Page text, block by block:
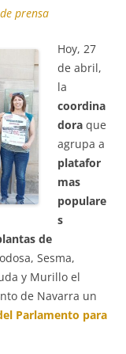
prensa
Hoy, 27
de abril,
la
coordina
dora que
agrupa a
platafor
mas
populare
s
de
Sesma,
y Murillo el
de Navarra un
Parlamento para